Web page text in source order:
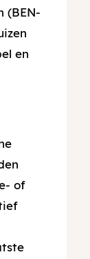
(BEN-
en
of